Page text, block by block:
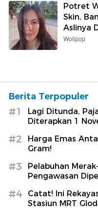
Potret
Skin,
Aslinya
Wolipop
Berita Terpopuler
#1
Lagi Ditunda,
Diterapkan 1
#2
Harga Emas
Gram!
#3
Pelabuhan
Pengawasan
#4
Catat! Ini
Stasiun MRT